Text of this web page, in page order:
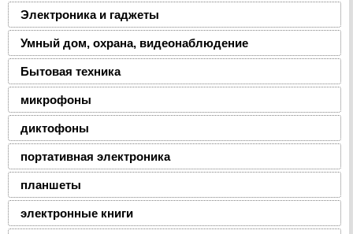
Электроника и гаджеты
Умный дом, охрана, видеонаблюдение
Бытовая техника
микрофоны
диктофоны
портативная электроника
планшеты
электронные книги